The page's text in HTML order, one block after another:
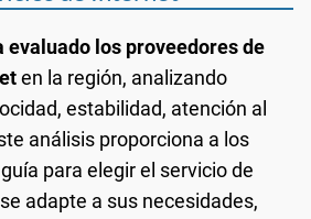
evaluado los proveedores de
en la región, analizando
estabilidad, atención al
análisis proporciona a los
para elegir el servicio de
adapte a sus necesidades,